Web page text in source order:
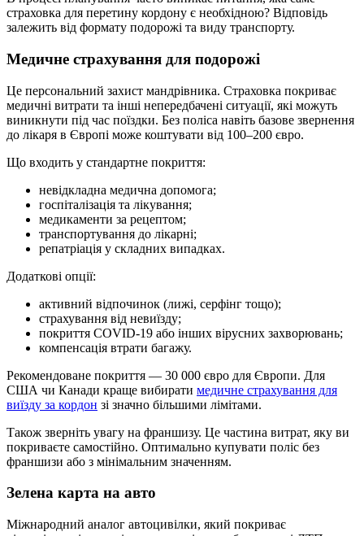
страховка для перетину кордону є необхідною? Відповідь
залежить від формату подорожі та виду транспорту.
Медичне страхування для подорожі
Це персональний захист мандрівника. Страховка покриває
медичні витрати та інші непередбачені ситуації, які можуть
виникнути під час поїздки. Без поліса навіть базове звернення
до лікаря в Європі може коштувати від 100–200 євро.
Що входить у стандартне покриття:
невідкладна медична допомога;
госпіталізація та лікування;
медикаменти за рецептом;
транспортування до лікарні;
репатріація у складних випадках.
Додаткові опції:
активний відпочинок (лижі, серфінг тощо);
страхування від невиїзду;
покриття COVID-19 або інших вірусних захворювань;
компенсація втрати багажу.
Рекомендоване покриття — 30 000 євро для Європи. Для
США чи Канади краще вибирати медичне страхування для
виїзду за кордон зі значно більшими лімітами.
Також зверніть увагу на франшизу. Це частина витрат, яку ви
покриваєте самостійно. Оптимально купувати поліс без
франшизи або з мінімальним значенням.
Зелена карта на авто
Міжнародний аналог автоцивілки, який покриває